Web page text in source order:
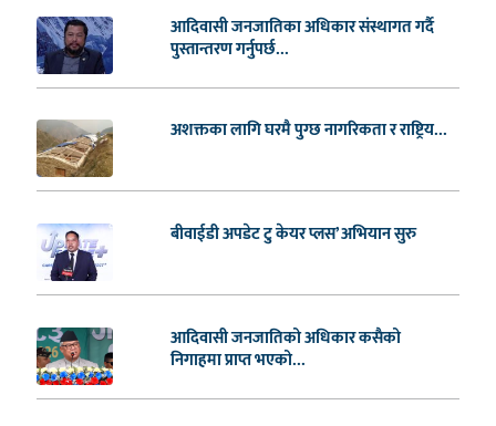
आदिवासी जनजातिका अधिकार संस्थागत गर्दै
पुस्तान्तरण गर्नुपर्छ...
अशक्तका लागि घरमै पुग्छ नागरिकता र राष्ट्रिय...
बीवाईडी अपडेट टु केयर प्लस’ अभियान सुरु
आदिवासी जनजातिको अधिकार कसैको
निगाहमा प्राप्त भएको...